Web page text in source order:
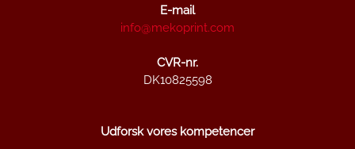
E-mail
info@mekoprint.com
CVR-nr.
DK10825598
Udforsk vores kompetencer